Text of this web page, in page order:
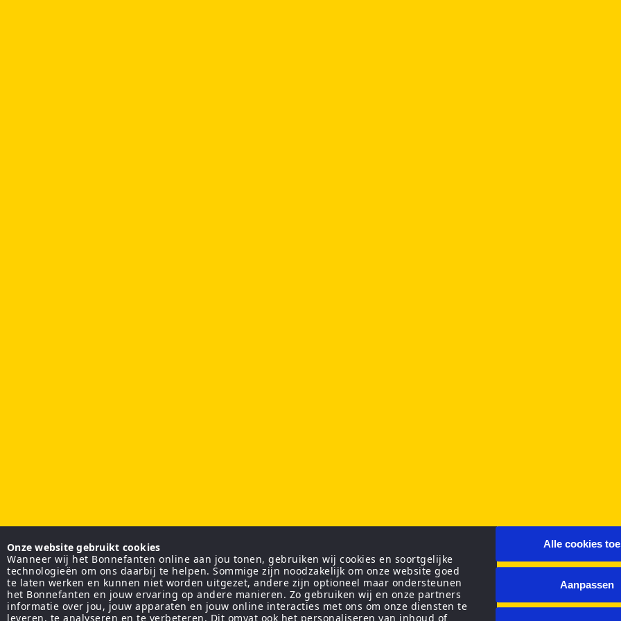
Onze website gebruikt cookies
Wanneer wij het Bonnefanten online aan jou tonen, gebruiken wij cookies en soortgelijke
technologieën om ons daarbij te helpen. Sommige zijn noodzakelijk om onze website goed
te laten werken en kunnen niet worden uitgezet, andere zijn optioneel maar ondersteunen
het Bonnefanten en jouw ervaring op andere manieren. Zo gebruiken wij en onze partners
informatie over jou, jouw apparaten en jouw online interacties met ons om onze diensten te
leveren, te analyseren en te verbeteren. Dit omvat ook het personaliseren van inhoud of
Alle cookies
Aanpassen